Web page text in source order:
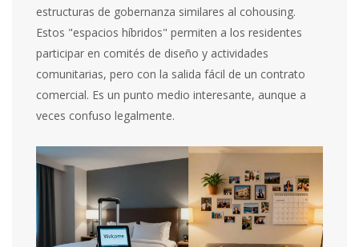
estructuras de gobernanza similares al cohousing.
Estos "espacios híbridos" permiten a los residentes
participar en comités de diseño y actividades
comunitarias, pero con la salida fácil de un contrato
comercial. Es un punto medio interesante, aunque a
veces confuso legalmente.